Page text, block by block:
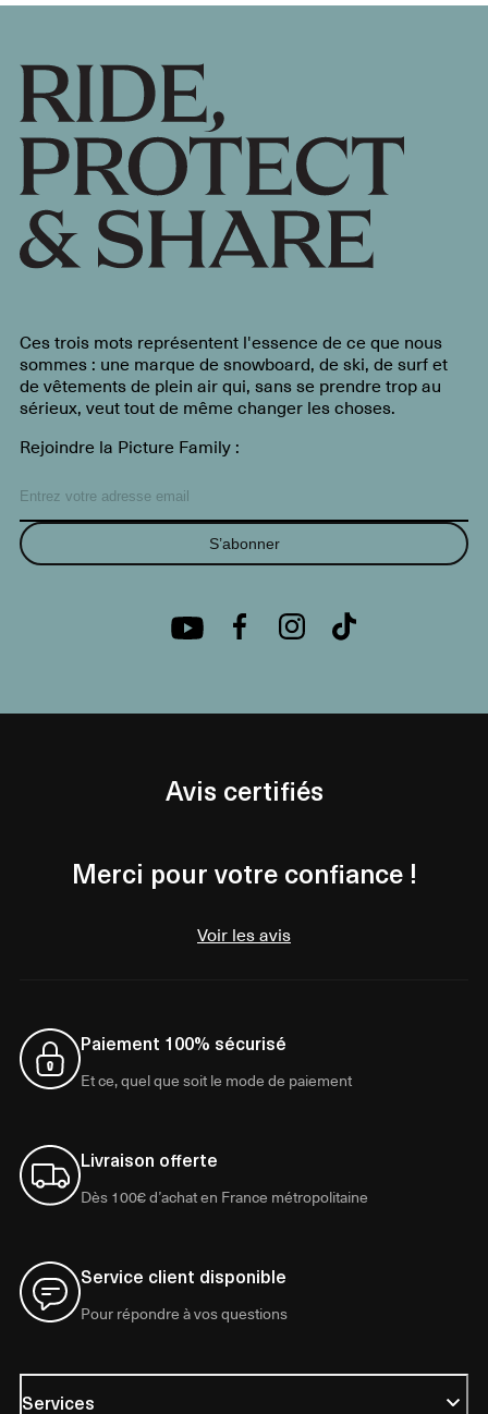
Ces trois mots représentent l'essence de ce que nous
sommes : une marque de snowboard, de ski, de surf et
de vêtements de plein air qui, sans se prendre trop au
sérieux, veut tout de même changer les choses.
Rejoindre la Picture Family :
S’abonner
Avis certifiés
Merci pour votre confiance !
Voir les avis
Paiement 100% sécurisé
Et ce, quel que soit le mode de paiement
Livraison offerte
Dès 100€ d’achat en France métropolitaine
Service client disponible
Pour répondre à vos questions
Services